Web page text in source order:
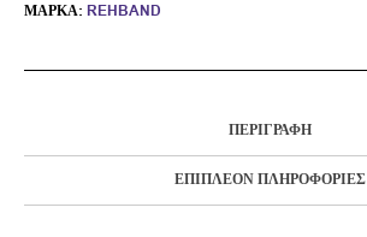
ΜΆΡΚΑ: REHBAND
ΠΕΡΙΓΡΑΦΉ
ΕΠΙΠΛΈΟΝ ΠΛΗΡΟΦΟΡΊΕΣ